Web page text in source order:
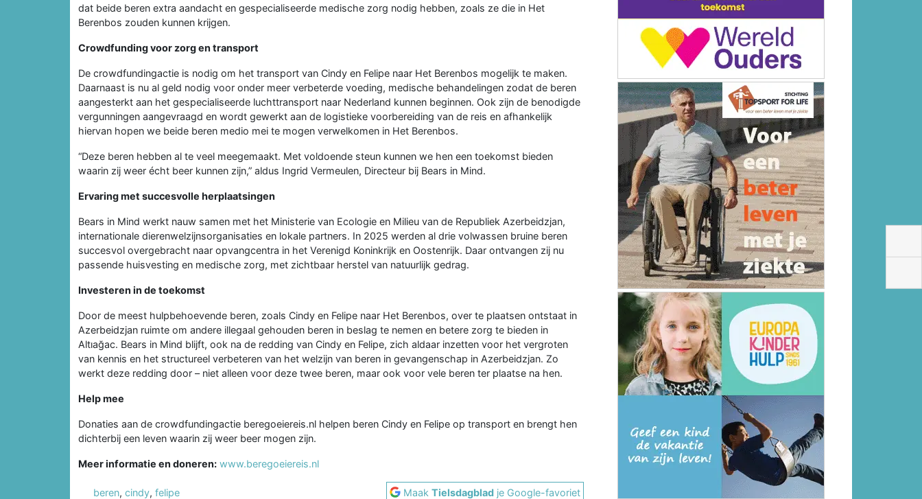
dat beide beren extra aandacht en gespecialiseerde medische zorg nodig hebben, zoals ze die in Het
Berenbos zouden kunnen krijgen.
Crowdfunding voor zorg en transport
De crowdfundingactie is nodig om het transport van Cindy en Felipe naar Het Berenbos mogelijk te maken.
Daarnaast is nu al geld nodig voor onder meer verbeterde voeding, medische behandelingen zodat de beren
aangesterkt aan het gespecialiseerde luchttransport naar Nederland kunnen beginnen. Ook zijn de benodigde
vergunningen aangevraagd en wordt gewerkt aan de logistieke voorbereiding van de reis en afhankelijk
hiervan hopen we beide beren medio mei te mogen verwelkomen in Het Berenbos.
“Deze beren hebben al te veel meegemaakt. Met voldoende steun kunnen we hen een toekomst bieden
waarin zij weer écht beer kunnen zijn,” aldus Ingrid Vermeulen, Directeur bij Bears in Mind.
Ervaring met succesvolle herplaatsingen
Bears in Mind werkt nauw samen met het Ministerie van Ecologie en Milieu van de Republiek Azerbeidzjan,
internationale dierenwelzijnsorganisaties en lokale partners. In 2025 werden al drie volwassen bruine beren
succesvol overgebracht naar opvangcentra in het Verenigd Koninkrijk en Oostenrijk. Daar ontvangen zij nu
passende huisvesting en medische zorg, met zichtbaar herstel van natuurlijk gedrag.
Investeren in de toekomst
Door de meest hulpbehoevende beren, zoals Cindy en Felipe naar Het Berenbos, over te plaatsen ontstaat in
Azerbeidzjan ruimte om andere illegaal gehouden beren in beslag te nemen en betere zorg te bieden in
Altıağac. Bears in Mind blijft, ook na de redding van Cindy en Felipe, zich aldaar inzetten voor het vergroten
van kennis en het structureel verbeteren van het welzijn van beren in gevangenschap in Azerbeidzjan. Zo
werkt deze redding door – niet alleen voor deze twee beren, maar ook voor vele beren ter plaatse na hen.
Help mee
Donaties aan de crowdfundingactie beregoeiereis.nl helpen beren Cindy en Felipe op transport en brengt hen
dichterbij een leven waarin zij weer beer mogen zijn.
Meer informatie en doneren: www.beregoeiereis.nl
beren, cindy, felipe MaakTielsdagblad je Google-favoriet